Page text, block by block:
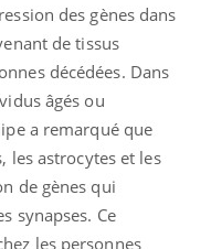
des gènes dans
de tissus
décédées. Dans
âgés ou
a remarqué que
les astrocytes et les
de gènes qui
synapses. Ce
les personnes